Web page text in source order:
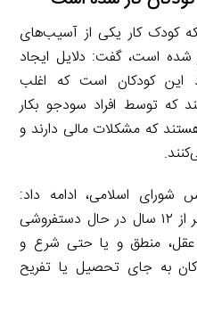
کودک کار یکی از آسیب‌های
شده است، گفت: دلایل ایجاد
این کودکان است که اغلب
که توسط افراد سودجو بکار
که مشکلات مالی دارند و
شورای اسلامی، ادامه داد:
هم‌اکنون سرچهارراه‌ها کودکان کمتر از ۱۲ سال در حال دستفروشی
منطق و یا حتی شرع و
به جای تحصیل یا تفریح